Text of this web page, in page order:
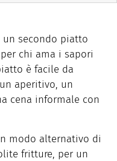
un secondo piatto
chi ama i sapori
è facile da
aperitivo, un
cena informale con
modo alternativo di
fritture, per un